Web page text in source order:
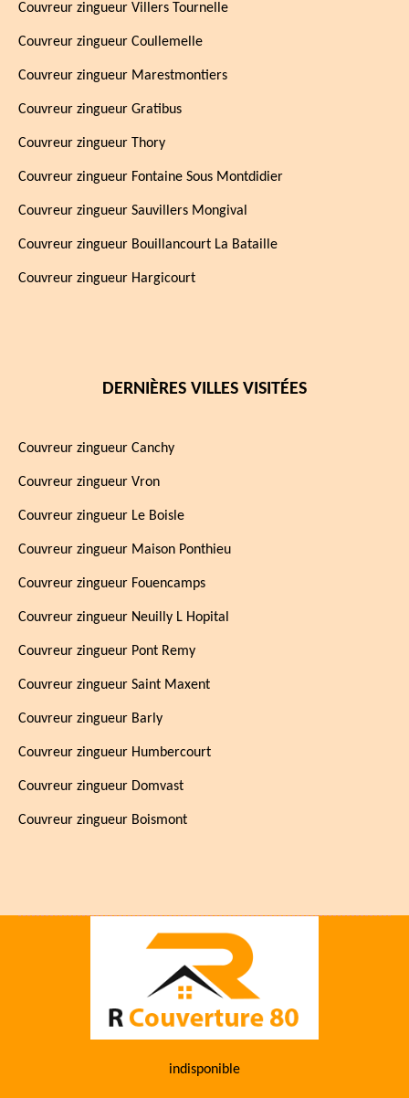
Couvreur zingueur Villers Tournelle
Couvreur zingueur Coullemelle
Couvreur zingueur Marestmontiers
Couvreur zingueur Gratibus
Couvreur zingueur Thory
Couvreur zingueur Fontaine Sous Montdidier
Couvreur zingueur Sauvillers Mongival
Couvreur zingueur Bouillancourt La Bataille
Couvreur zingueur Hargicourt
DERNIÈRES VILLES VISITÉES
Couvreur zingueur Canchy
Couvreur zingueur Vron
Couvreur zingueur Le Boisle
Couvreur zingueur Maison Ponthieu
Couvreur zingueur Fouencamps
Couvreur zingueur Neuilly L Hopital
Couvreur zingueur Pont Remy
Couvreur zingueur Saint Maxent
Couvreur zingueur Barly
Couvreur zingueur Humbercourt
Couvreur zingueur Domvast
Couvreur zingueur Boismont
indisponible